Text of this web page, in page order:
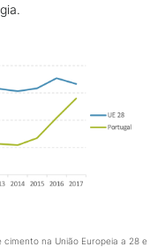
na União Europeia a 28 e